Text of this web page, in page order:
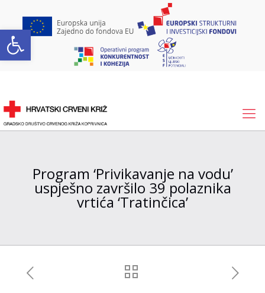
Open toolbar
Program ‘Privikavanje na vodu’
uspješno završilo 39 polaznika
vrtića ‘Tratinčica’